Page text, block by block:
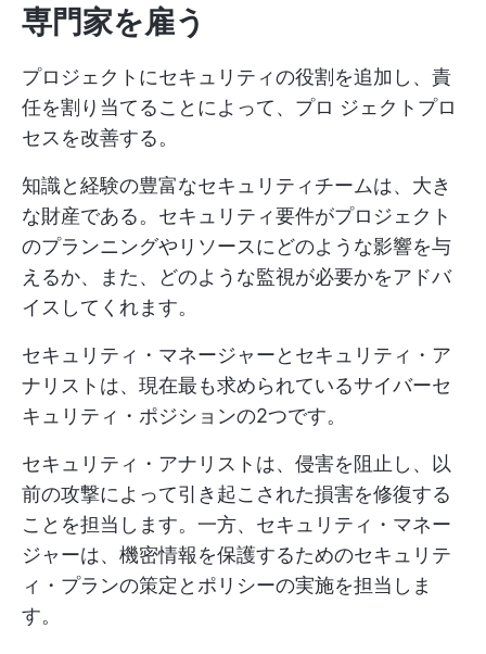
専門家を雇う
プロジェクトにセキュリティの役割を追加し、責
任を割り当てることによって、プロ ジェクトプロ
セスを改善する。
知識と経験の豊富なセキュリティチームは、大き
な財産である。セキュリティ要件がプロジェクト
のプランニングやリソースにどのような影響を与
えるか、また、どのような監視が必要かをアドバ
イスしてくれます。
セキュリティ・マネージャーとセキュリティ・ア
ナリストは、現在最も求められているサイバーセ
キュリティ・ポジションの2つです。
セキュリティ・アナリストは、侵害を阻止し、以
前の攻撃によって引き起こされた損害を修復する
ことを担当します。一方、セキュリティ・マネー
ジャーは、機密情報を保護するためのセキュリテ
ィ・プランの策定とポリシーの実施を担当しま
す。